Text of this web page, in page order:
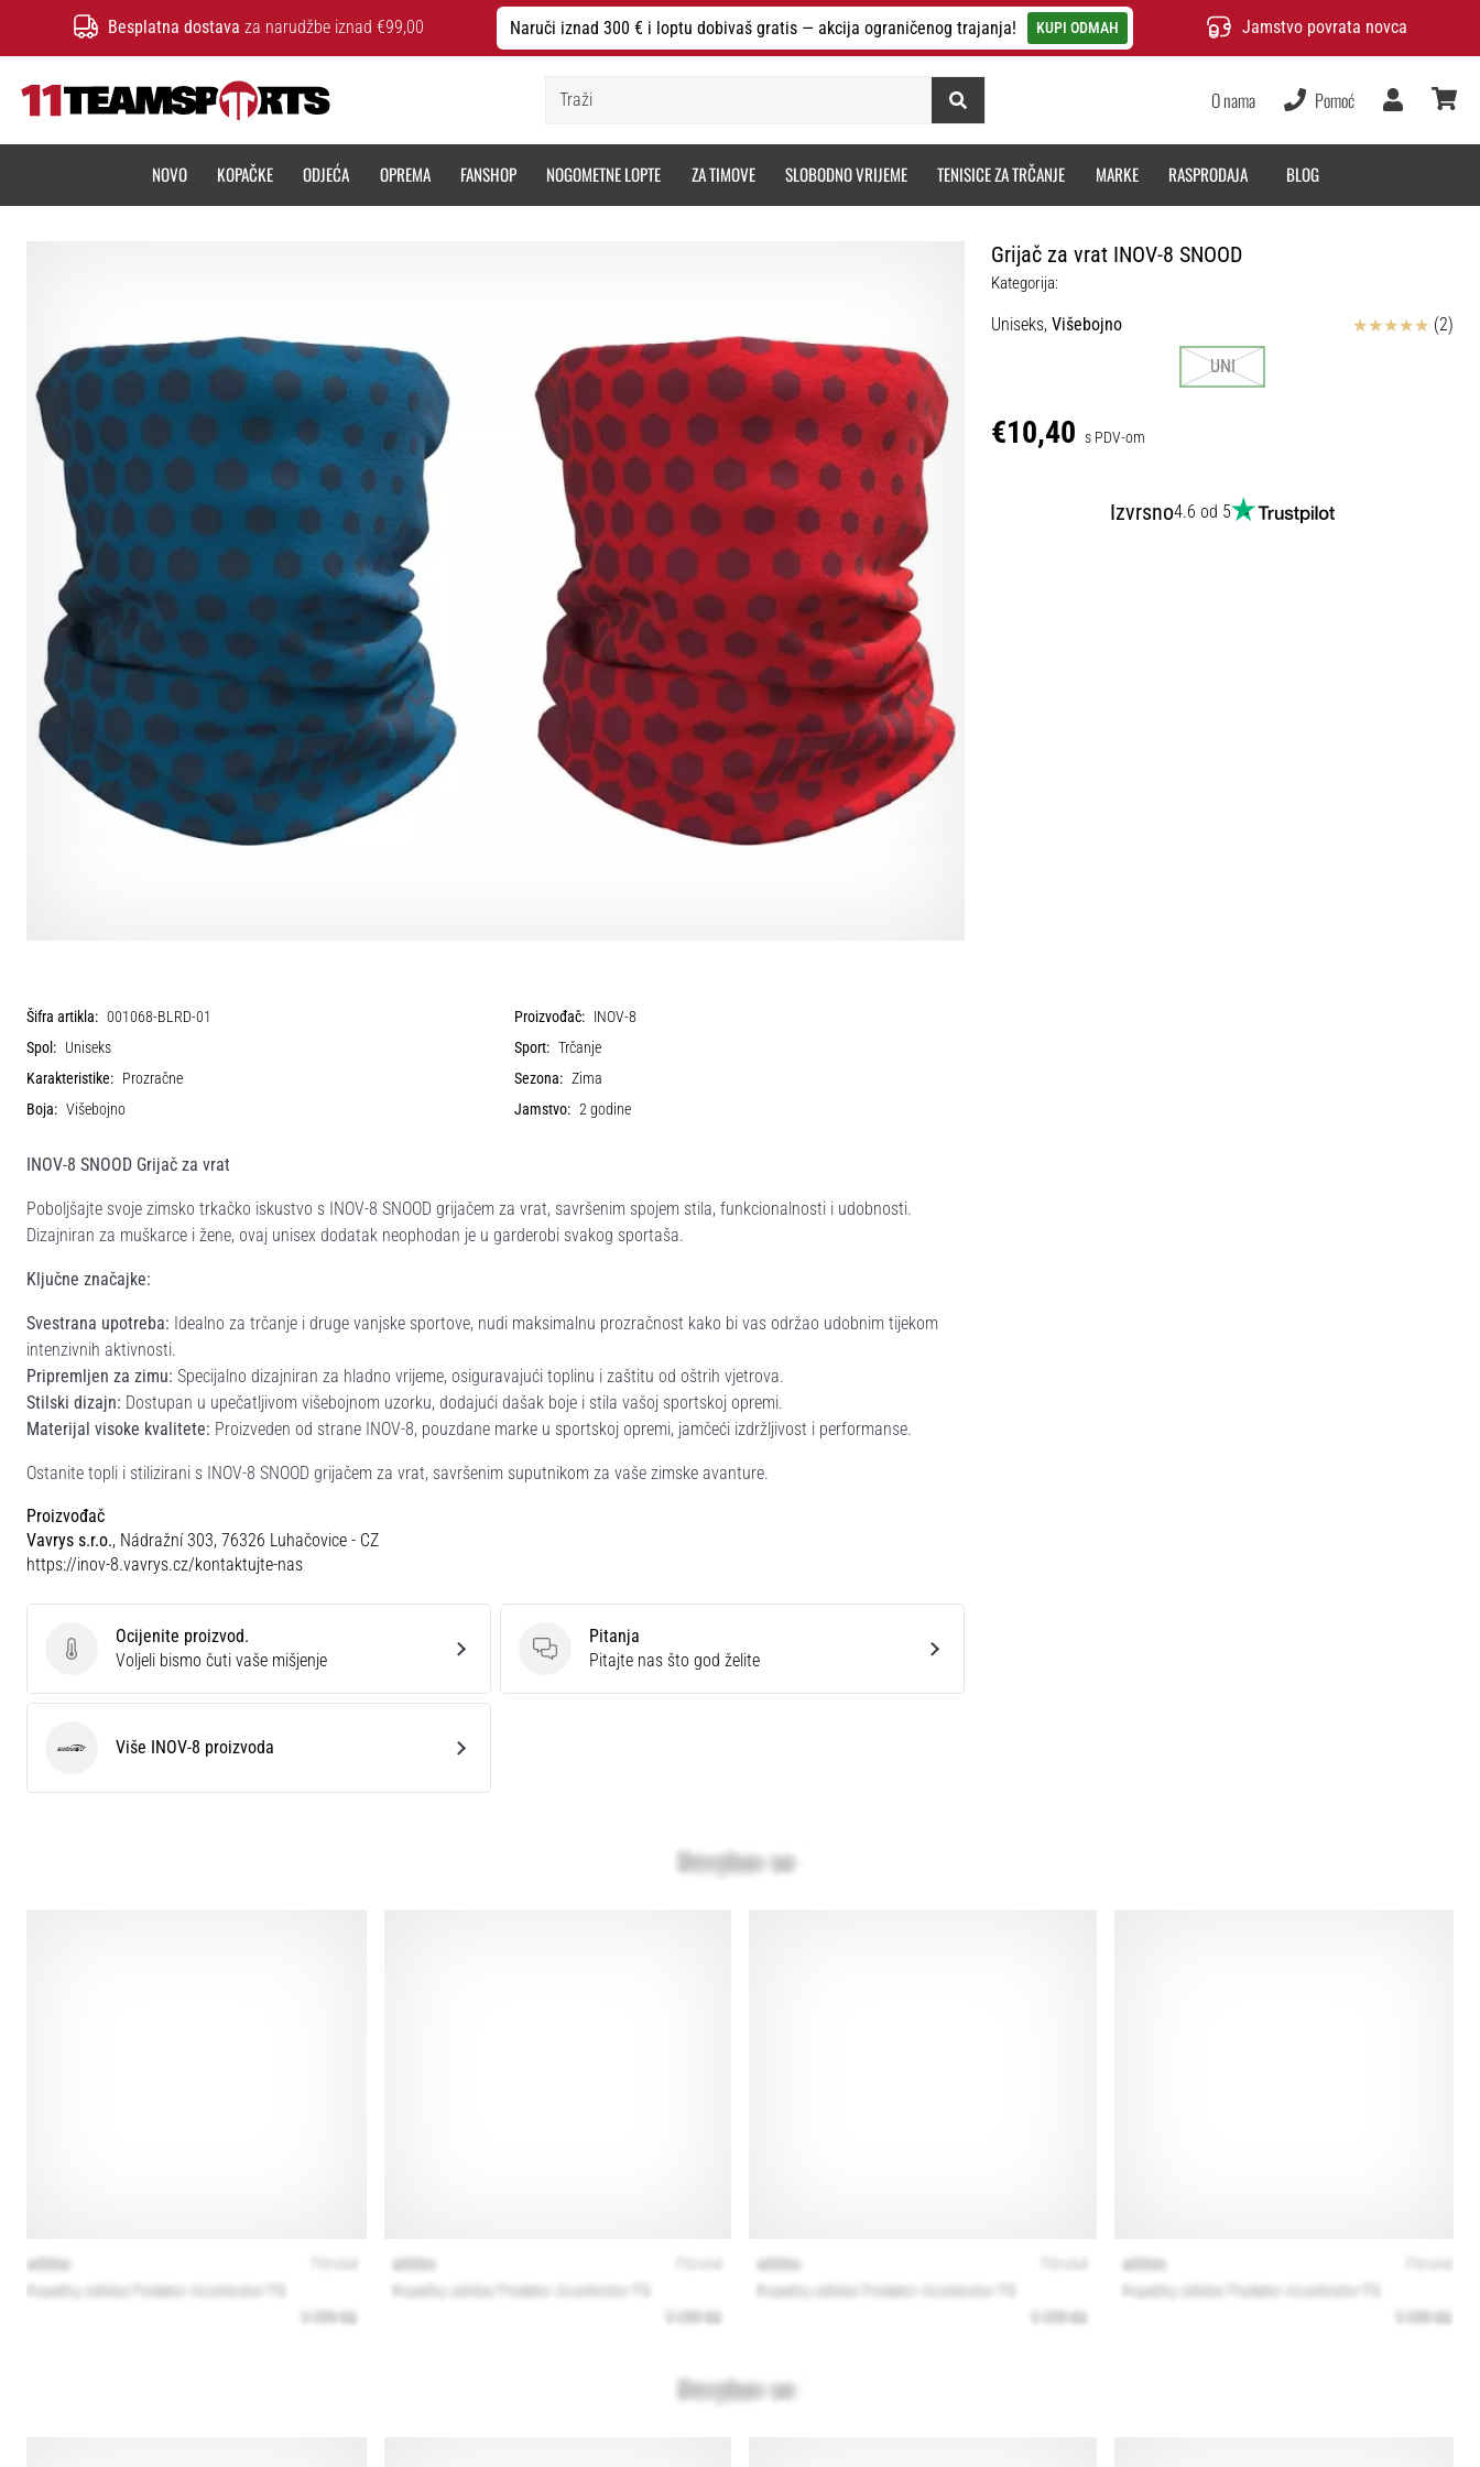
Besplatna dostava za narudžbe iznad €99,00 Naruči iznad 300 € i loptu dobivaš gratis — akcija ograničenog trajanja! KUPI ODMAH Jamstvo povrata novca
O nama Pomoć
Korisnik
NOVO KOPAČKE ODJEĆA OPREMA FANSHOP NOGOMETNE LOPTE ZA TIMOVE SLOBODNO VRIJEME TENISICE ZA TRČANJE MARKE RASPRODAJA BLOG
Grijač za vrat INOV-8 SNOOD
Kategorija:
Uniseks, Višebojno Ocjena proizvoda
(2)
UNI
€10,40 s PDV-om
Izvrsno4.6 od 5
Šifra artikla: 001068-BLRD-01 Proizvođač: INOV-8
Spol: Uniseks Sport: Trčanje
Karakteristike: Prozračne Sezona: Zima
Boja: Višebojno Jamstvo: 2 godine
INOV-8 SNOOD Grijač za vrat
Poboljšajte svoje zimsko trkačko iskustvo s INOV-8 SNOOD grijačem za vrat, savršenim spojem stila, funkcionalnosti i udobnosti.
Dizajniran za muškarce i žene, ovaj unisex dodatak neophodan je u garderobi svakog sportaša.
Ključne značajke:
Svestrana upotreba: Idealno za trčanje i druge vanjske sportove, nudi maksimalnu prozračnost kako bi vas održao udobnim tijekom
intenzivnih aktivnosti.
Pripremljen za zimu: Specijalno dizajniran za hladno vrijeme, osiguravajući toplinu i zaštitu od oštrih vjetrova.
Stilski dizajn: Dostupan u upečatljivom višebojnom uzorku, dodajući dašak boje i stila vašoj sportskoj opremi.
Materijal visoke kvalitete: Proizveden od strane INOV-8, pouzdane marke u sportskoj opremi, jamčeći izdržljivost i performanse.
Ostanite topli i stilizirani s INOV-8 SNOOD grijačem za vrat, savršenim suputnikom za vaše zimske avanture.
Proizvođač
Vavrys s.r.o., Nádražní 303, 76326 Luhačovice - CZ
https://inov-8.vavrys.cz/kontaktujte-nas
Ocijenite proizvod.
Ocijenite proizvod.
Voljeli bismo čuti vaše mišjenje
Pitanja
Pitanja
Pitajte nas što god želite
INOV-8 Više INOV-8 proizvoda